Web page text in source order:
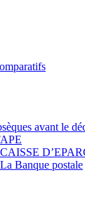
avant le
CAISSE
Banque postale